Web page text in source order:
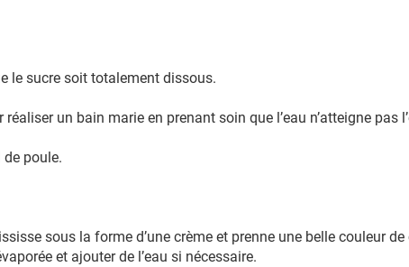
le sucre soit totalement dissous.
un bain marie en prenant soin que l’eau n’atteigne pas
poule.
sous la forme d’une crème et prenne une belle couleur
et ajouter de l’eau si nécessaire.